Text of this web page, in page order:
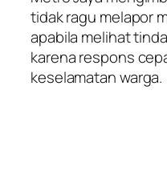
tidak ragu melapor
apabila melihat
karena respons
keselamatan warga.